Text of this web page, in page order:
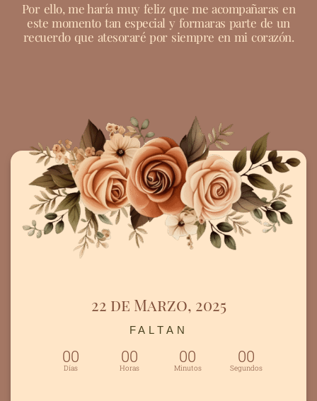
Por ello, me haría muy feliz que me acompañaras en
este momento tan especial y formaras parte de un
recuerdo que atesoraré por siempre en mi corazón.
22 de Marzo, 2025
FALTAN
00
Días
00
Horas
00
Minutos
00
Segundos